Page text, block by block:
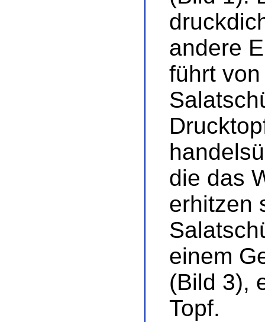
andere
führt
die das
erhitzen
einem
(Bild 3),
Topf.